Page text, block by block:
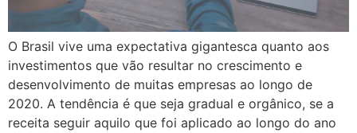
O Brasil vive uma expectativa gigantesca quanto aos
investimentos que vão resultar no crescimento e
desenvolvimento de muitas empresas ao longo de
2020. A tendência é que seja gradual e orgânico, se a
receita seguir aquilo que foi aplicado ao longo do ano